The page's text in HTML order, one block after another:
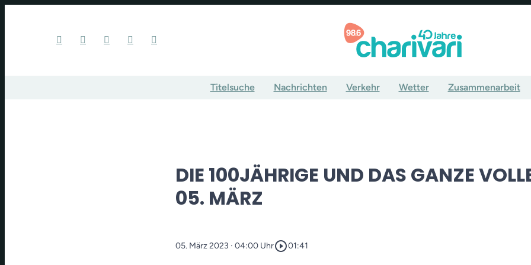
Titelsuche Nachrichten Verkehr Wetter Zusammenarbeit
DIE 100JÄHRIGE UND DAS GANZE
05. MÄRZ
05. März 2023 · 04:00 Uhrplay_circle_outline01:41